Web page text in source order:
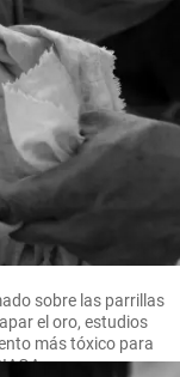
sobre las parrillas
el oro, estudios
más tóxico para